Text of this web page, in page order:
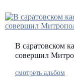
В саратовском
совершил
смотреть альбом